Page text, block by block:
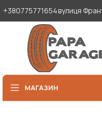
+380775771654вулиця
МАГАЗИН